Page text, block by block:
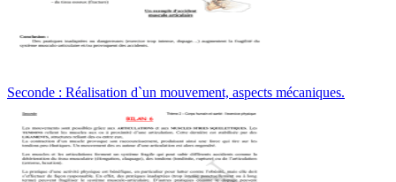
Seconde : Réalisation d`un mouvement, aspects mécaniques.